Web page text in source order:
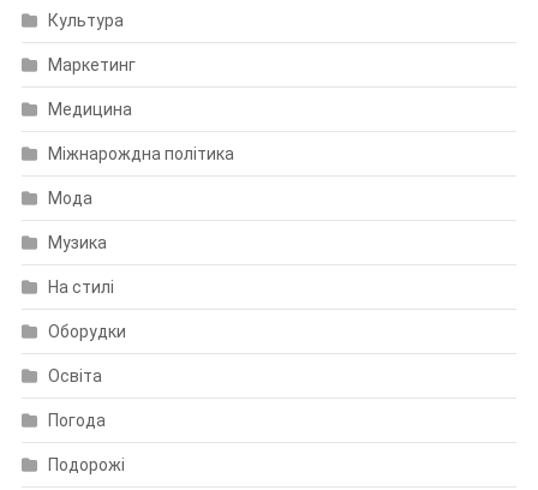
Культура
Маркетинг
Медицина
Міжнарождна політика
Мода
Музика
На стилі
Оборудки
Освіта
Погода
Подорожі